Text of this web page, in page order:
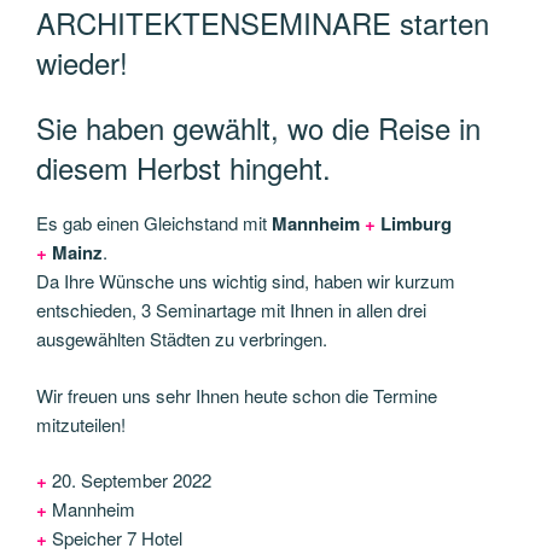
ARCHITEKTENSEMINARE starten
wieder!
Sie haben gewählt, wo die Reise in
diesem Herbst hingeht.
Es gab einen Gleichstand mit Mannheim+ Limburg
+ Mainz.
Da Ihre Wünsche uns wichtig sind, haben wir kurzum
entschieden, 3 Seminartage mit Ihnen in allen drei
ausgewählten Städten zu verbringen.
Wir freuen uns sehr Ihnen heute schon die Termine
mitzuteilen!
+ 20. September 2022
+ Mannheim
+ Speicher 7 Hotel